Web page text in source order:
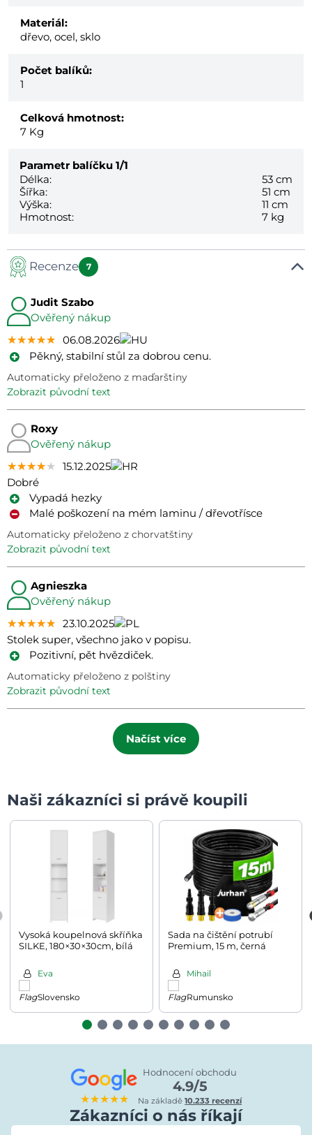
Materiál:
dřevo, ocel, sklo
Počet balíků:
1
Celková hmotnost:
7 Kg
Parametr balíčku 1/1
Délka:
53 cm
Šířka:
51 cm
Výška:
11 cm
Hmotnost:
7 kg
Recenze 7
Judit Szabo
Ověřený nákup
★★★★★
★★★★★
★★★★★ 06.08.2026
Pěkný, stabilní stůl za dobrou cenu.
Automaticky přeloženo z maďarštiny
zobrazit původní text
Roxy
Ověřený nákup
★★★★★
★★★★★
★★★★★ 15.12.2025
Dobré
Vypadá hezky
Malé poškození na mém laminu / dřevotřísce
Automaticky přeloženo z chorvatštiny
zobrazit původní text
Agnieszka
Ověřený nákup
★★★★★
★★★★★
★★★★★ 23.10.2025
Stolek super, všechno jako v popisu.
Pozitivní, pět hvězdiček.
Automaticky přeloženo z polštiny
zobrazit původní text
Načíst více
Naši zákazníci si právě koupili
Vysoká koupelnová skříňka
SILKE, 180×30×30cm, bílá
Eva
Slovensko
Sada na čištění potrubí
Premium, 15 m, černá
Mihail
Rumunsko
★★★★★
Hodnocení obchodu
4.9/5
Na základě10.233 recenzí
Zákazníci o nás říkají